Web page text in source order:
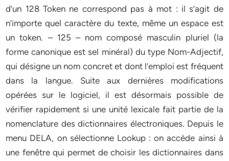
d’un 128 Token ne correspond pas à mot : il s’agit de
n’importe quel caractère du texte, même un espace est
un token. – 125 – nom composé masculin pluriel (la
forme canonique est sel minéral) du type Nom-Adjectif,
qui désigne un nom concret et dont l’emploi est fréquent
dans la langue. Suite aux dernières modifications
opérées sur le logiciel, il est désormais possible de
vérifier rapidement si une unité lexicale fait partie de la
nomenclature des dictionnaires électroniques. Depuis le
menu DELA, on sélectionne Lookup : on accède ainsi à
une fenêtre qui permet de choisir les dictionnaires dans